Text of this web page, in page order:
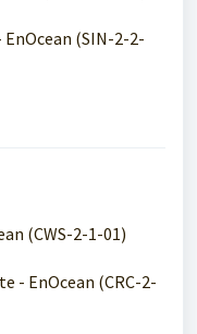
(SIN-2-2-
(CWS-2-1-01)
- EnOcean (CRC-2-